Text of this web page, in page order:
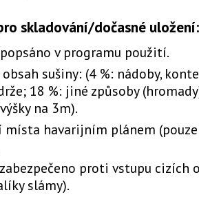
skladování/dočasné uložení:
v programu použití.
sušiny: (4 %: nádoby,
18 %: jiné způsoby
na 3m).
místa havarijním plánem
proti vstupu cizích
slámy).